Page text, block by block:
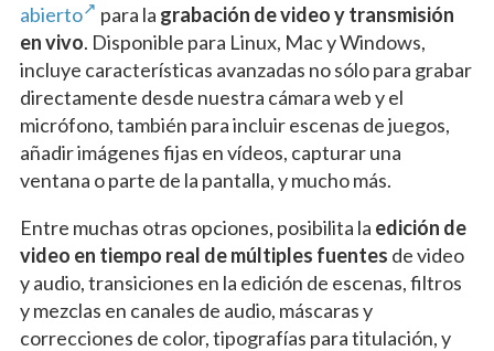
abierto
para la grabación de video y transmisión
en vivo. Disponible para Linux, Mac y Windows,
incluye características avanzadas no sólo para grabar
directamente desde nuestra cámara web y el
micrófono, también para incluir escenas de juegos,
añadir imágenes fijas en vídeos, capturar una
ventana o parte de la pantalla, y mucho más.
Entre muchas otras opciones, posibilita la edición de
video en tiempo real de múltiples fuentes de video
y audio, transiciones en la edición de escenas, filtros
y mezclas en canales de audio, máscaras y
correcciones de color, tipografías para titulación, y